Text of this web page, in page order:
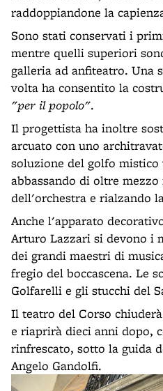
raddoppiandone la
Sono stati conservati i
mentre quelli superiori
galleria ad anfiteatro. Una
volta ha consentito la
"per il popolo".
Il progettista ha inoltre
arcuato con uno
soluzione del golfo mistico
abbassando di oltre
dell'orchestra e rialzando
Anche l'apparato
Arturo Lazzari si devono i
dei grandi maestri di
fregio del boccascena. Le
Golfarelli e gli stucchi del
Il teatro del Corso
e riaprirà dieci anni dopo,
rinfrescato, sotto la guida
Angelo Gandolfi.